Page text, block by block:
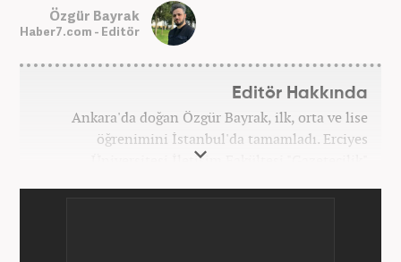
Özgür Bayrak
Haber7.com - Editör
Editör Hakkında
Ankara'da doğan Özgür Bayrak, ilk, orta ve lise
öğrenimini İstanbul'da tamamladı. Erciyes
Üniversitesi İletişim Fakültesi "Gazetecilik"